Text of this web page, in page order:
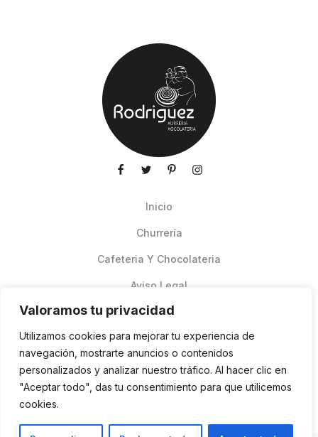
Valoramos tu privacidad
Utilizamos cookies para mejorar tu experiencia de
navegación, mostrarte anuncios o contenidos
personalizados y analizar nuestro tráfico. Al hacer clic en
"Aceptar todo", das tu consentimiento para que utilicemos
cookies.
Inicio
Churrería
Cafeteria Y Chocolateria
Aviso Legal
Pedidos Online Glovo
Contacto